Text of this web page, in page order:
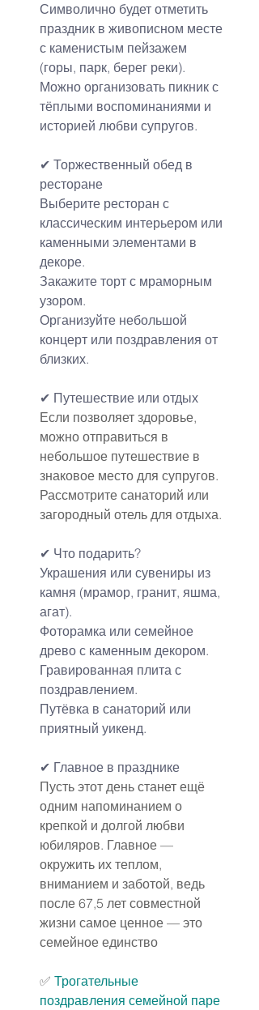
Символично будет отметить
праздник в живописном месте
с каменистым пейзажем
(горы, парк, берег реки).
Можно организовать пикник с
тёплыми воспоминаниями и
историей любви супругов.
✔ Торжественный обед в
ресторане
Выберите ресторан с
классическим интерьером или
каменными элементами в
декоре.
Закажите торт с мраморным
узором.
Организуйте небольшой
концерт или поздравления от
близких.
✔ Путешествие или отдых
Если позволяет здоровье,
можно отправиться в
небольшое путешествие в
знаковое место для супругов.
Рассмотрите санаторий или
загородный отель для отдыха.
✔ Что подарить?
Украшения или сувениры из
камня (мрамор, гранит, яшма,
агат).
Фоторамка или семейное
древо с каменным декором.
Гравированная плита с
поздравлением.
Путёвка в санаторий или
приятный уикенд.
✔ Главное в празднике
Пусть этот день станет ещё
одним напоминанием о
крепкой и долгой любви
юбиляров. Главное —
окружить их теплом,
вниманием и заботой, ведь
после 67,5 лет совместной
жизни самое ценное — это
семейное единство
✅ Трогательные
поздравления семейной паре